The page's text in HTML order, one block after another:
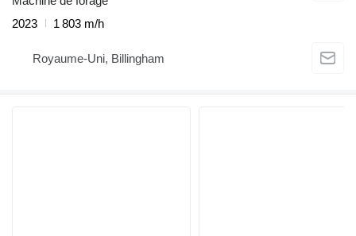
2023
1 803 m/h
Royaume-Uni, Billingham